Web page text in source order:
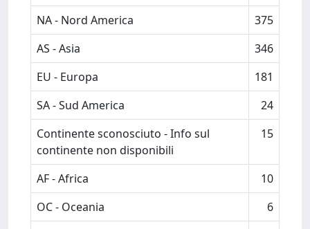
NA - Nord America
375
AS - Asia
346
EU - Europa
181
SA - Sud America
24
Continente sconosciuto - Info sul
continente non disponibili
15
AF - Africa
10
OC - Oceania
6